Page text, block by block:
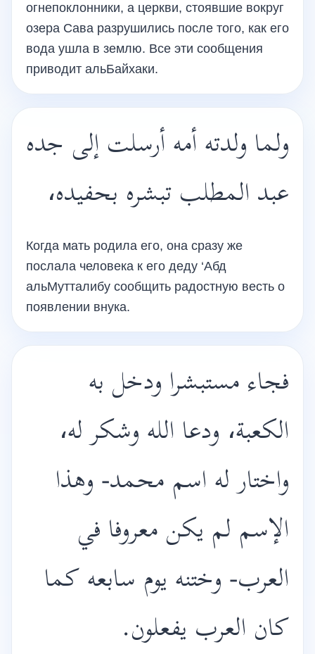
огнепоклонники, а церкви, стоявшие вокруг
озера Сава разрушились после того, как его
вода ушла в землю. Все эти сообщения
приводит альБайхаки.
ولما ولدته أمه أرسلت إلى جده
عبد المطلب تبشره بحفيده،
Когда мать родила его, она сразу же
послала человека к его деду ‘Абд
альМутталибу сообщить радостную весть о
появлении внука.
فجاء مستبشرا ودخل به
الكعبة، ودعا الله وشكر له،
واختار له اسم محمد- وهذا
الإسم لم يكن معروفا في
العرب- وختنه يوم سابعه كما
كان العرب يفعلون.